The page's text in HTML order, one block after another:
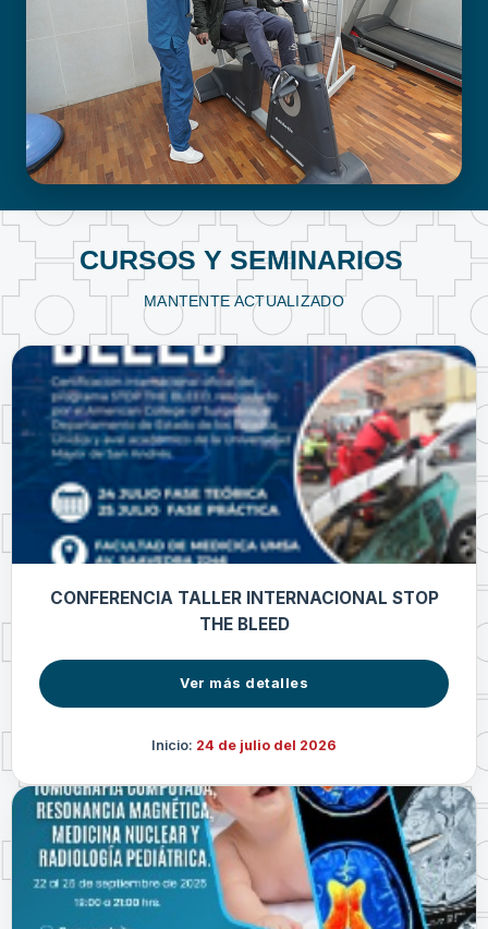
FISIOTERAPIA Y KINESIOLOGÍA
CURSOS Y SEMINARIOS
MANTENTE ACTUALIZADO
CONFERENCIA TALLER INTERNACIONAL STOP
THE BLEED
Ver más detalles
Inicio: 24 de julio del 2026